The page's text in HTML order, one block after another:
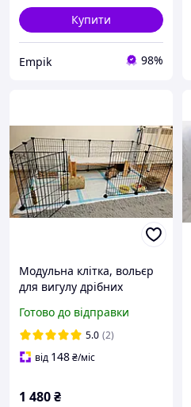
Купити
Empik 98%
Модульна клітка, вольєр
для вигулу дрібних
Готово до відправки
5.0 (2)
від 148₴/міс
1 480₴